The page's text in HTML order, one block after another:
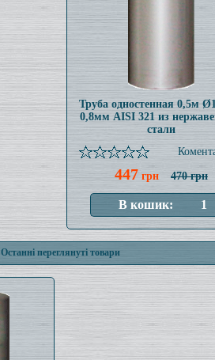
Труба одностенная 0,5м
0,8мм AISI 321 из
стали
447 грн 470 грн
Останні переглянуті товари